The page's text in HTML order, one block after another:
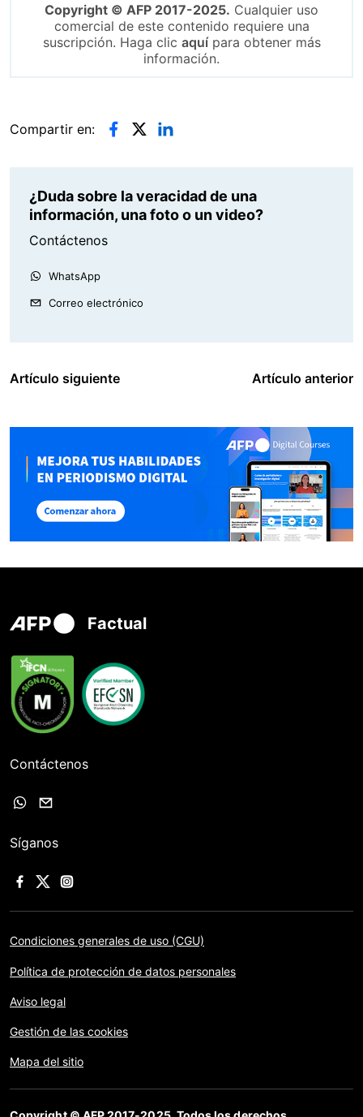
Copyright © AFP 2017-2025. Cualquier uso
comercial de este contenido requiere una
suscripción. Haga clic aquípara obtener más
información.
Compartir en:
¿Duda sobre la veracidad de una
información, una foto o un video?
Contáctenos
WhatsApp
Correo electrónico
Artículo siguiente Artículo anterior
Factual
Contáctenos
Síganos
Condiciones generales de uso (CGU)
Política de protección de datos personales
Aviso legal
Gestión de las cookies
Mapa del sitio